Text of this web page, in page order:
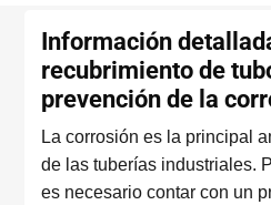
Información
recubrimiento de
prevención de la
La corrosión es la principal
de las tuberías industriales.
es necesario contar con un